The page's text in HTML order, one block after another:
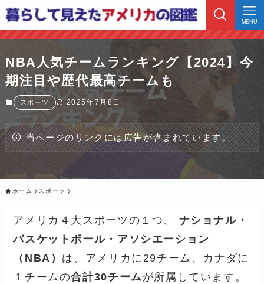
MENU
NBA人気チームランキング【2024】今
期注目や歴代最高チームも
スポーツ 2025年7月8日
当ページのリンクには広告が含まれています。
ホーム スポーツ
アメリカ４大スポーツの１つ、 ナショナル・
バスケットボール・アソシエーション
（NBA） は、アメリカに29チーム、カナダに
１チームの合計30チームが所属しています。